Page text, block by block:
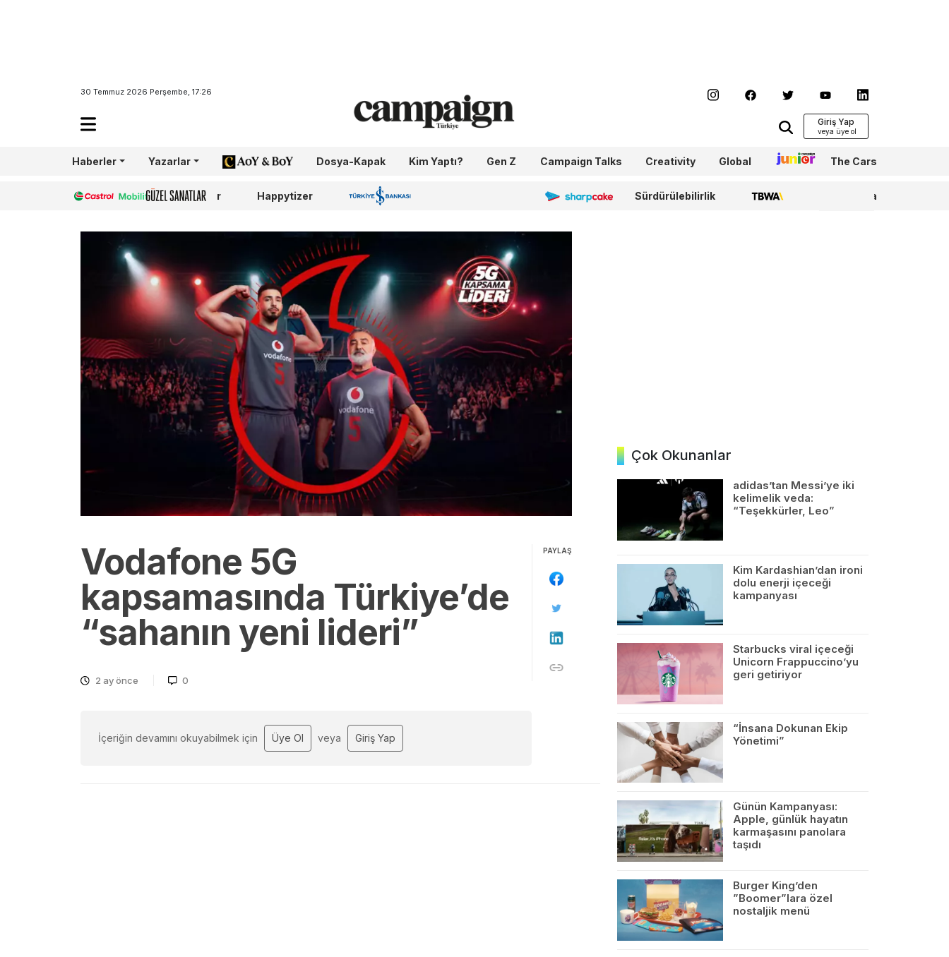
30 Temmuz 2026 Perşembe, 17:26
Giriş Yap
Haberler Yazarlar AoY/BoY Dosya-Kapak Kim Yaptı? Gen Z Campaign Talks Creativity Global Junior The Cars
Castrol Güzel Sanatlar Happytizer İş Bankası 100.Yıl Sharpcake Sürdürülebilirlik TBWA WPP Media
Vodafone 5G
kapsamasında Türkiye’de
“sahanın yeni lideri”
2 ay önce 0
İçeriğin devamını okuyabilmek için Üye Ol veya Giriş Yap
PAYLAŞ
Çok Okunanlar
adidas’tan Messi’ye iki
kelimelik veda:
“Teşekkürler, Leo”
Kim Kardashian’dan ironi
dolu enerji içeceği
kampanyası
Starbucks viral içeceği
Unicorn Frappuccino’yu
geri getiriyor
“İnsana Dokunan Ekip
Yönetimi”
Günün Kampanyası:
Apple, günlük hayatın
karmaşasını panolara
taşıdı
Burger King’den
”Boomer”lara özel
nostaljik menü